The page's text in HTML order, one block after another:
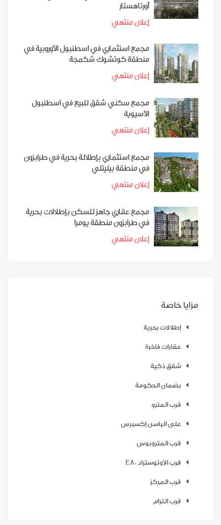
أورتاهستار
إعلان منتهي
مجمع استثماري في اسطنبول الأوروبية في
منطقة كوتشوك شكمجة
إعلان منتهي
مجمع سكني شقق للبيع في اسطنبول
الأسيوية
إعلان منتهي
مجمع استثماري بإطلالة بحرية في طرابزون
في منطقة بيليتلي
إعلان منتهي
مجمع عقاري جاهز للسكن بإطلالات بحرية
في طرابزون منطقة يومرا
إعلان منتهي
مزايا خاصة
إطلالات بحرية
عقارات فاخرة
شقق ذكية
بضمان الحكومة
قرب المترو
على الباسن إكسبرس
قرب المتروبوس
قرب الأوتوستراد E80
قرب المركز
قرب الترام